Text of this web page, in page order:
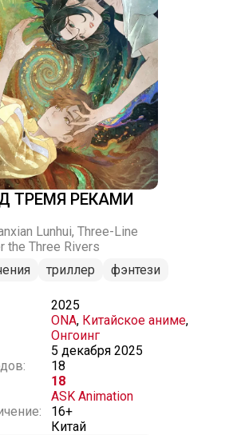
ТРЕМЯ РЕКАМИ
Lunhui, Three-Line
the Three Rivers
триллер фэнтези
2025
ONA, Китайское аниме,
Онгоинг
5 декабря 2025
18
18
ASK Animation
16+
Китай